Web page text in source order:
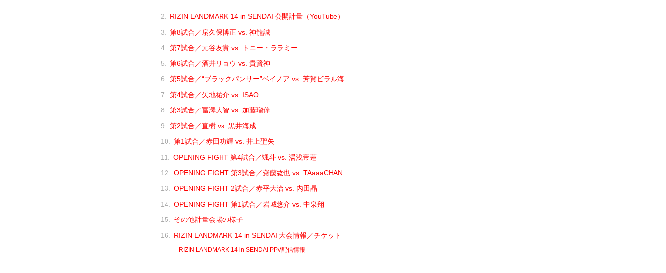
RIZIN LANDMARK 14 in SENDAI 公開計量（YouTube）
第8試合／扇久保博正 vs. 神龍誠
第7試合／元谷友貴 vs. トニー・ララミー
第6試合／酒井リョウ vs. 貴賢神
第5試合／“ブラックパンサー”ベイノア vs. 芳賀ビラル海
第4試合／矢地祐介 vs. ISAO
第3試合／冨澤大智 vs. 加藤瑠偉
第2試合／直樹 vs. 黒井海成
第1試合／赤田功輝 vs. 井上聖矢
OPENING FIGHT 第4試合／颯斗 vs. 湯浅帝蓮
OPENING FIGHT 第3試合／齋藤紘也 vs. TAaaaCHAN
OPENING FIGHT 2試合／赤平大治 vs. 内田晶
OPENING FIGHT 第1試合／岩城悠介 vs. 中泉翔
その他計量会場の様子
RIZIN LANDMARK 14 in SENDAI 大会情報／チケット
RIZIN LANDMARK 14 in SENDAI PPV配信情報